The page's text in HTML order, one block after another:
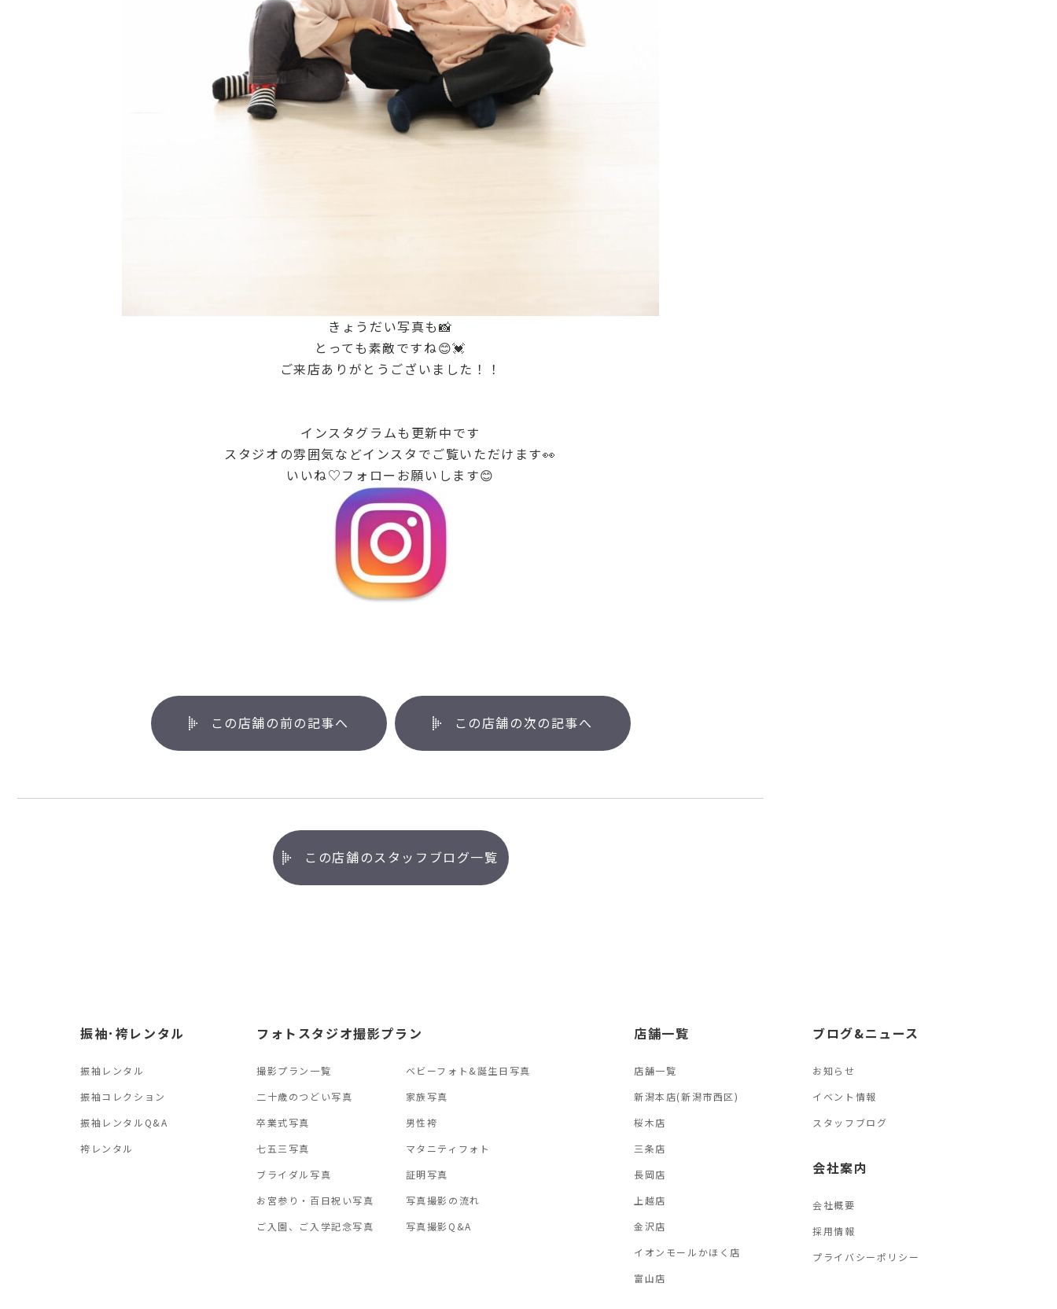
きょうだい写真も📸
とっても素敵ですね😊💓
ご来店ありがとうございました！！
インスタグラムも更新中です
スタジオの雰囲気などインスタでご覧いただけます👀
いいね♡フォローお願いします😊
この店舗の前の記事へ この店舗の次の記事へ
この店舗のスタッフブログ一覧
振袖･袴レンタル
振袖レンタル
振袖コレクション
振袖レンタルQ&A
袴レンタル
フォトスタジオ撮影プラン
撮影プラン一覧
二十歳のつどい写真
卒業式写真
七五三写真
ブライダル写真
お宮参り・百日祝い写真
ご入園、ご入学記念写真
ベビーフォト&誕生日写真
家族写真
男性袴
マタニティフォト
証明写真
写真撮影の流れ
写真撮影Q&A
店舗一覧
店舗一覧
新潟本店(新潟市西区)
桜木店
三条店
長岡店
上越店
金沢店
イオンモールかほく店
富山店
ブログ&ニュース
お知らせ
イベント情報
スタッフブログ
会社案内
会社概要
採用情報
プライバシーポリシー